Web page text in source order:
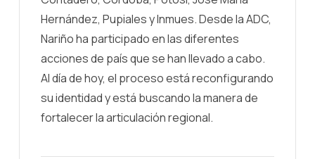
Hernández, Pupiales y Inmues. Desde la ADC,
Nariño ha participado en las diferentes
acciones de país que se han llevado a cabo.
Al día de hoy, el proceso está reconfigurando
su identidad y está buscando la manera de
fortalecer la articulación regional.